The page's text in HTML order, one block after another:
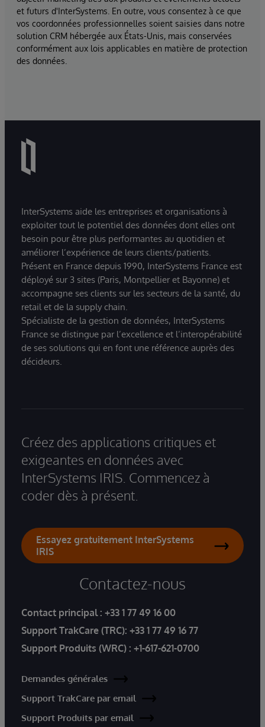
et futurs d'InterSystems. En outre, vous consentez à ce que
vos coordonnées professionnelles soient saisies dans notre
solution CRM hébergée aux États-Unis, mais conservées
conformément aux lois applicables en matière de protection
des données.
InterSystems aide les entreprises et organisations à
exploiter tout le potentiel des données dont elles ont
besoin pour être plus performantes au quotidien et
améliorer l’expérience de leurs clients/patients.
Présent en France depuis 1990, InterSystems France est
déployé sur 3 sites (Paris, Montpellier et Bayonne) et
accompagne ses clients sur les secteurs de la santé, du
retail et de la supply chain.
Spécialiste de la gestion de données, InterSystems
France se distingue par l’excellence et l’interopérabilité
de ses solutions qui en font une référence auprès des
décideurs.
Créez des applications critiques et
exigeantes en données avec
InterSystems IRIS. Commencez à
coder dès à présent.
Essayez gratuitement InterSystems
IRIS
Contactez-nous
Contact principal : +33 1 77 49 16 00
Support TrakCare (TRC): +33 1 77 49 16 77
Support Produits (WRC) : +1-617-621-0700
Demandes générales
Support TrakCare par email
Support Produits par email